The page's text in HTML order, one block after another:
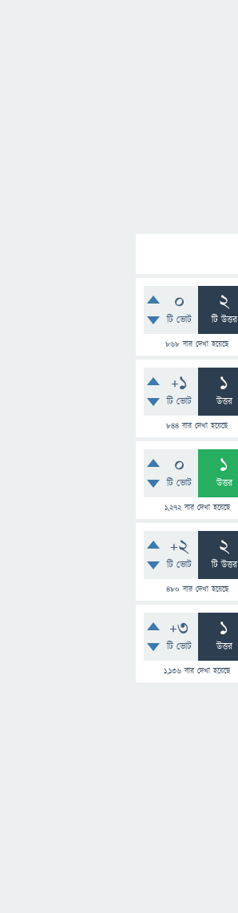
0
টি ভোট
2
টি উত্তর
868 বার দেখা হয়েছে
+1
টি ভোট
1
উত্তর
844 বার দেখা হয়েছে
0
টি ভোট
1
উত্তর
1,272বার দেখা হয়েছে
+2
টি ভোট
2
টি উত্তর
480 বার দেখা হয়েছে
+3
টি ভোট
1
উত্তর
1,136 বার দেখা হয়েছে